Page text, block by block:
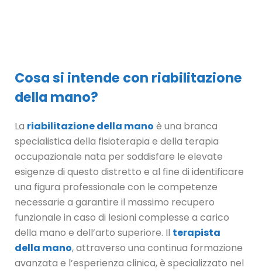
Cosa si intende con riabilitazione
della mano?
La riabilitazione della mano è una branca
specialistica della fisioterapia e della terapia
occupazionale nata per soddisfare le elevate
esigenze di questo distretto e al fine di identificare
una figura professionale con le competenze
necessarie a garantire il massimo recupero
funzionale in caso di lesioni complesse a carico
della mano e dell’arto superiore. Il terapista
della mano, attraverso una continua formazione
avanzata e l’esperienza clinica, è specializzato nel